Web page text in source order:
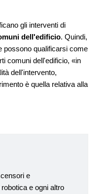
gli interventi di
dell'edificio. Quindi,
possono qualificarsi come
comuni dell'edificio, «in
dell'intervento,
è quella relativa alla
e
e ogni altro